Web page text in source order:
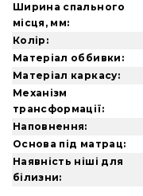
Ширина спального
місця, мм:
Колір:
Матеріал оббивки:
Матеріал каркасу:
Механізм
трансформації:
Наповнення:
Основа під матрац:
Наявність ніші для
білизни: